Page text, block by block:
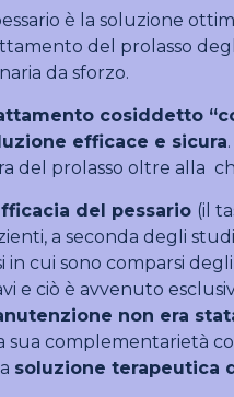
è la soluzione
del prolasso
da sforzo.
cosiddetto
efficace e sicura
del prolasso oltre alla
del pessario (il
a seconda degli
in cui sono comparsi
e ciò è avvenuto
non era
sua complementarietà
soluzione terapeutica